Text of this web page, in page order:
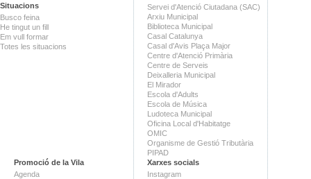
Situacions
Busco feina
He tingut un fill
Em vull formar
Totes les situacions
Servei d'Atenció Ciutadana (SAC)
Arxiu Municipal
Biblioteca Municipal
Casal Catalunya
Casal d'Avis Plaça Major
Centre d'Atenció Primària
Centre de Serveis
Deixalleria Municipal
El Mirador
Escola d'Adults
Escola de Música
Ludoteca Municipal
Oficina Local d'Habitatge
OMIC
Organisme de Gestió Tributària
PIPAD
Promoció de la Vila
Agenda
Xarxes socials
Instagram